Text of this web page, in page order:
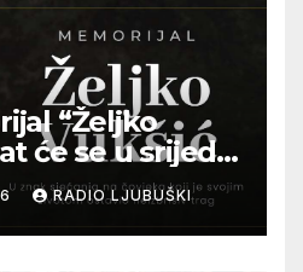
“Željko
će se u srijedu
Otoku
RADIO LJUBUŠKI